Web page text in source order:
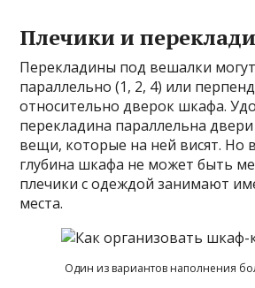
Плечики и
Перекладины под вешалки могут
параллельно (1, 2, 4) или
относительно дверок шкафа.
перекладина параллельна
вещи, которые на ней висят. Но
глубина шкафа не может быть
плечики с одеждой занимают
места.
Один из вариантов наполнения